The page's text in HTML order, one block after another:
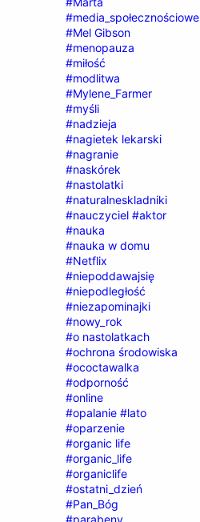
#media_społecznościowe
#Mel Gibson
#menopauza
#miłość
#modlitwa
#Mylene_Farmer
#myśli
#nadzieja
#nagietek lekarski
#nagranie
#naskórek
#nastolatki
#naturalneskladniki
#nauczyciel #aktor
#nauka
#nauka w domu
#Netflix
#niepoddawajsię
#niepodległość
#niezapominajki
#nowy_rok
#o nastolatkach
#ochrona środowiska
#ococtawalka
#odporność
#online
#opalanie #lato
#oparzenie
#organic life
#organic_life
#organiclife
#ostatni_dzień
#Pan_Bóg
#parabeny